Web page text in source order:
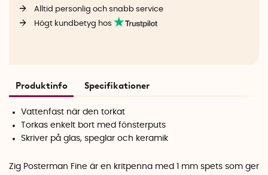
Alltid personlig och snabb service
Högt kundbetyg hos
Produktinfo Specifikationer
Vattenfast när den torkat
Torkas enkelt bort med fönsterputs
Skriver på glas, speglar och keramik
Zig Posterman Fine är en kritpenna med 1 mm spets som ger